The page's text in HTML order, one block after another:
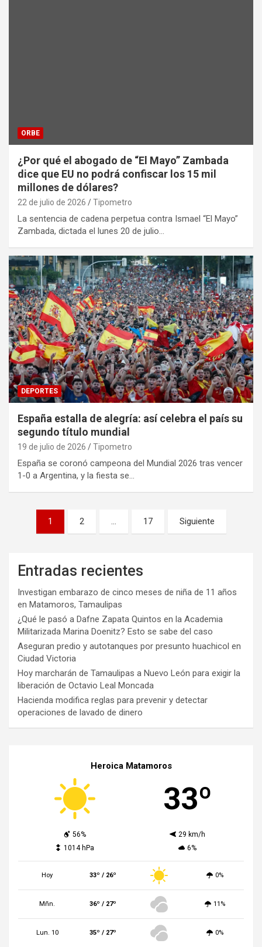
ORBE
¿Por qué el abogado de “El Mayo” Zambada
dice que EU no podrá confiscar los 15 mil
millones de dólares?
22 de julio de 2026 Tipometro
La sentencia de cadena perpetua contra Ismael “El Mayo”
Zambada, dictada el lunes 20 de julio…
DEPORTES
España estalla de alegría: así celebra el país su
segundo título mundial
19 de julio de 2026 Tipometro
España se coronó campeona del Mundial 2026 tras vencer
1-0 a Argentina, y la fiesta se…
Paginación
1 2 … 17 Siguiente
Entradas recientes
Investigan embarazo de cinco meses de niña de 11 años
en Matamoros, Tamaulipas
¿Qué le pasó a Dafne Zapata Quintos en la Academia
Militarizada Marina Doenitz? Esto se sabe del caso
Aseguran predio y autotanques por presunto huachicol en
Ciudad Victoria
Hoy marcharán de Tamaulipas a Nuevo León para exigir la
liberación de Octavio Leal Moncada
Hacienda modifica reglas para prevenir y detectar
operaciones de lavado de dinero
Heroica Matamoros
33º
56%
29 km/h
1014 hPa
6%
Hoy 33º / 26º 0%
Mñn. 36º / 27º 11%
Lun. 10 35º / 27º 0%